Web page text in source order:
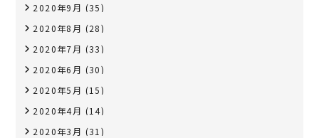
2020年9月 (35)
2020年8月 (28)
2020年7月 (33)
2020年6月 (30)
2020年5月 (15)
2020年4月 (14)
2020年3月 (31)